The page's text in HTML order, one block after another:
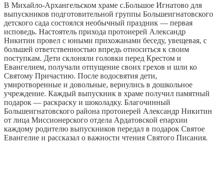
В Михайло-Архангельском храме с.Большое Игнатово для
выпускников подготовительной группы Большеигнатовского
детского сада состоялся необычный праздник — первая
исповедь. Настоятель прихода протоиерей Александр
Никитин провел с юными прихожанами беседу, увещевая, с
большей ответственностью впредь относиться к своим
поступкам. Дети склоняли головки перед Крестом и
Евангелием, получали отпущение своих грехов и шли ко
Святому Причастию. После водосвятия дети,
умиротворенные и довольные, вернулись в дошкольное
учреждение. Каждый выпускник в храме получил памятный
подарок — раскраску и шоколадку. Благочинный
Большеигнатовского района протоиерей Александр Никитин
от лица Миссионерского отдела Ардатовской епархии
каждому родителю выпускников передал в подарок Святое
Евангелие и рассказал о важности чтения Святого Писания.